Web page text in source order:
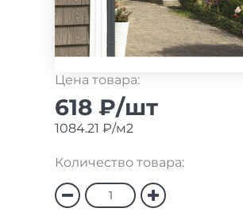
Цена товара:
618 ₽/шт
1084.21 ₽/м2
Количество товара: